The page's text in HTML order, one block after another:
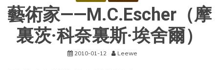
藝術家——M.C.Escher（摩
裏茨·科奈裏斯·埃舍爾）
2010-01-12 Leewe